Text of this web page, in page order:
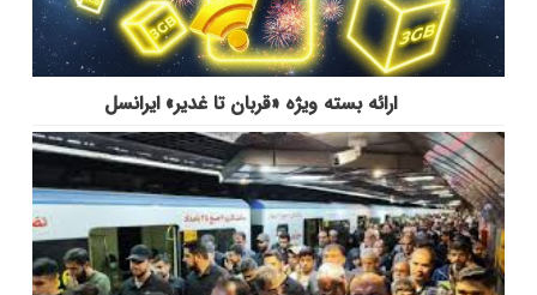
ارائه بسته ویژه «قربان تا غدیر» ایرانسل